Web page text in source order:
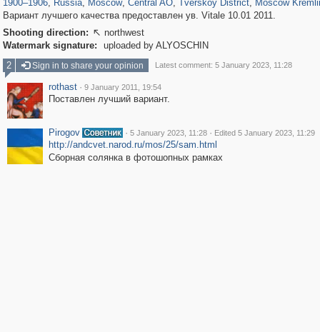
1900–1906, Russia, Moscow, Central AO, Tverskoy District, Moscow
Вариант лучшего качества предоставлен ув. Vitale 10.01 2011.
Shooting direction:  northwest
Watermark signature:
uploaded by ALYOSCHIN
2
Sign in to share your opinion Latest comment: 5 January 2023, 11:28
rothast · 9 January 2011, 19:54
Поставлен лучший вариант.
Pirogov · 5 January 2023, 11:28 · Edited 5 January 2023, 11:29
http://andcvet.narod.ru/mos/25/sam.html
Сборная солянка в фотошопных рамках